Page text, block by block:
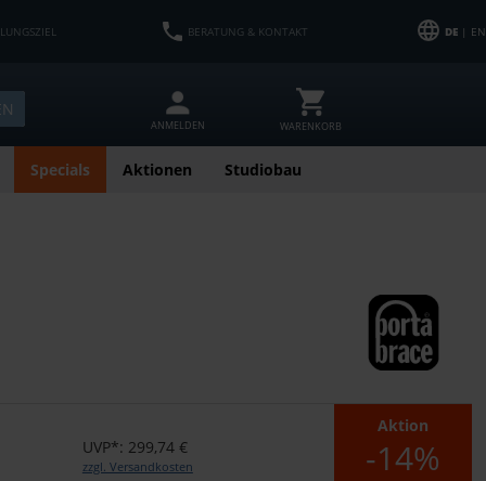
BERATUNG & KONTAKT DE| EN
ANMELDEN WARENKORB
Specials Aktionen Studiobau
UVP*: 299,74 €
zzgl. Versandkosten
Aktion
-14%